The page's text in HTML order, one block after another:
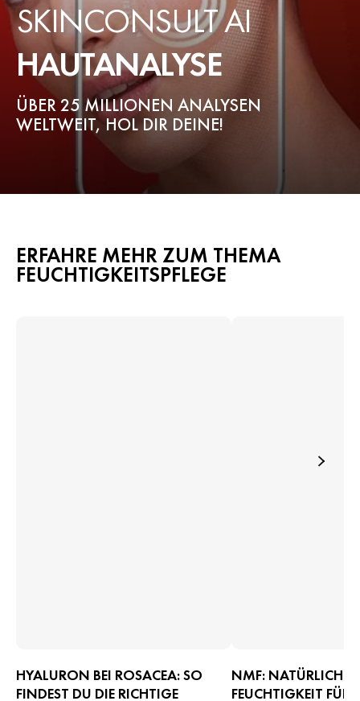
SKINCONSULT AI
HAUTANALYSE
ÜBER 25 MILLIONEN ANALYSEN
WELTWEIT, HOL DIR DEINE!
ERFAHRE MEHR ZUM THEMA
FEUCHTIGKEITSPFLEGE
HYALURON BEI ROSACEA: SO
FINDEST DU DIE RICHTIGE
NMF: NATÜRLICHE
FEUCHTIGKEIT FÜR